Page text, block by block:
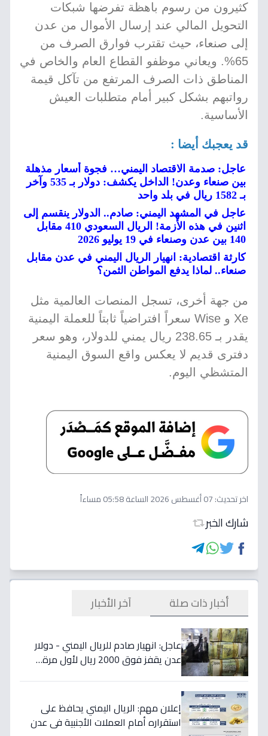
كثيرون من رسوم باهظة تفرضها شبكات
التحويل المالي عند إرسال الأموال من عدن
إلى صنعاء، حيث تقترب فوارق الصرف من
65%. ويعاني موظفو القطاع العام والخاص في
المناطق ذات الصرف المرتفع من تآكل قيمة
رواتبهم بشكل كبير أمام متطلبات العيش
الأساسية.
قد يعجبك أيضا :
عاجل: صدمة الاقتصاد اليمني… فجوة أسعار مذهلة
بين صنعاء وعدن! الداخل يكشف: دولار بـ 535 وآخر
بـ 1582 ريال في بلد واحد
عاجل في المشهد اليمني: صادم.. الدولار ينقسم إلى
اثنين في هذه الأزمة! الريال السعودي 410 مقابل
140 بين عدن وصنعاء في 19 يوليو 2026
كارثة اقتصادية: انهيار الريال اليمني في عدن مقابل
صنعاء.. لماذا يدفع المواطن الثمن؟
من جهة أخرى، تسجل المنصات العالمية مثل
Xe و Wise سعراً افتراضياً ثابتاً للعملة اليمنية
يقدر بـ 238.65 ريال يمني للدولار، وهو سعر
دفترى قديم لا يعكس واقع السوق اليمنية
المتشظي اليوم.
اخر تحديث:07 أغسطس 2026 الساعة 05:58 مساءاً
شارك الخبر
أخبار ذات صلة آخر الأخبار
عاجل: انهيار صادم للريال اليمني - دولار
عدن يقفز فوق 2000 ريال لأول مرة…
إعلان مهم: الريال اليمني يحافظ على
استقراره أمام العملات الأجنبية في عدن